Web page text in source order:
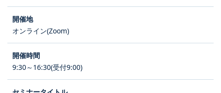
オンライン(Zoom)
9:30～16:30(受付9:00)